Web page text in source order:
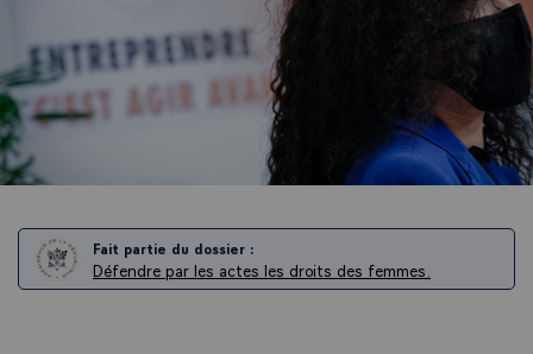
Fait partie du dossier :
Défendre par les actes les droits des femmes.